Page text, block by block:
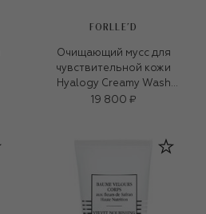
FORLLE'D
Очищающий мусс для
чувствительной кожи
Hyalogy Creamy Wash
(150ml)
19 800 ₽